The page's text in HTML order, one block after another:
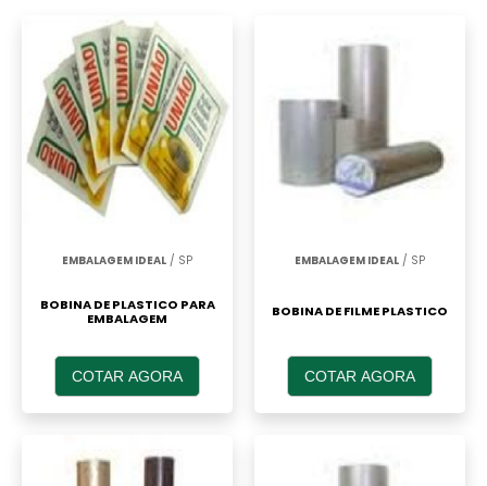
EMBALAGEM IDEAL / SP
BOBINA DE PLASTICO PARA
EMBALAGEM
COTAR AGORA
EMBALAGEM IDEAL / SP
BOBINA DE FILME PLASTICO
COTAR AGORA